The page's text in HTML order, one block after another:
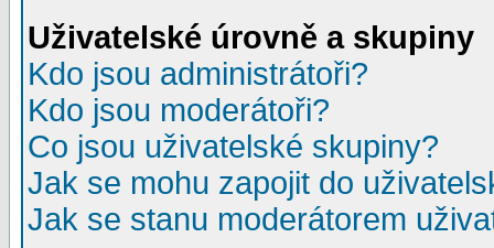
Uživatelské úrovně a skupiny
Kdo jsou administrátoři?
Kdo jsou moderátoři?
Co jsou uživatelské skupiny?
Jak se mohu zapojit do
Jak se stanu moderátorem